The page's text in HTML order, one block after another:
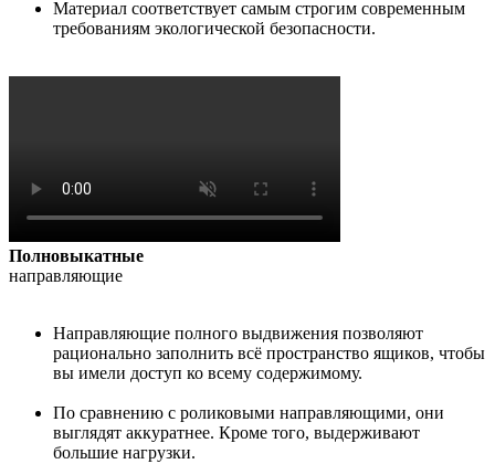
Материал соответствует самым строгим современным
требованиям экологической безопасности.
Полновыкатные
направляющие
Направляющие полного выдвижения позволяют
рационально заполнить всё пространство ящиков, чтобы
вы имели доступ ко всему содержимому.
По сравнению с роликовыми направляющими, они
выглядят аккуратнее. Кроме того, выдерживают
большие нагрузки.